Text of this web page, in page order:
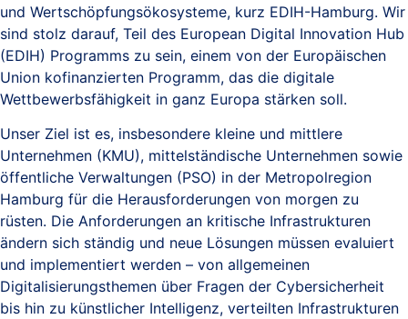
und Wertschöpfungsökosysteme, kurz EDIH-Hamburg. Wir
sind stolz darauf, Teil des European Digital Innovation Hub
(EDIH) Programms zu sein, einem von der Europäischen
Union kofinanzierten Programm, das die digitale
Wettbewerbsfähigkeit in ganz Europa stärken soll.
Unser Ziel ist es, insbesondere kleine und mittlere
Unternehmen (KMU), mittelständische Unternehmen sowie
öffentliche Verwaltungen (PSO) in der Metropolregion
Hamburg für die Herausforderungen von morgen zu
rüsten. Die Anforderungen an kritische Infrastrukturen
ändern sich ständig und neue Lösungen müssen evaluiert
und implementiert werden – von allgemeinen
Digitalisierungsthemen über Fragen der Cybersicherheit
bis hin zu künstlicher Intelligenz, verteilten Infrastrukturen